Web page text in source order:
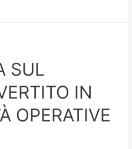
SUL
IN
OPERATIVE